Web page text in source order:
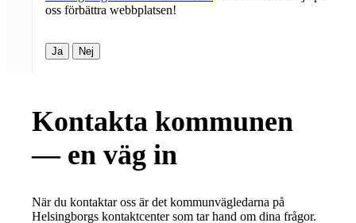
oss förbättra webbplatsen!
Ja Nej
Kontakta kommunen
— en väg in
När du kontaktar oss är det kommunvägledarna på
Helsingborgs kontaktcenter som tar hand om dina frågor.